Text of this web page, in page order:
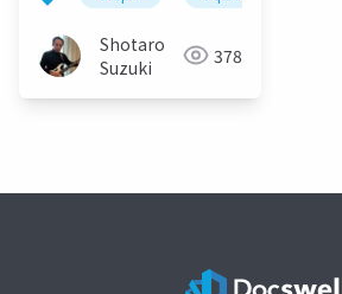
Shotaro
Suzuki
378